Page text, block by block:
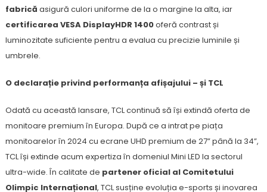
fabrică asigură culori uniforme de la o margine la alta, iar
certificarea VESA DisplayHDR 1400oferă contrast și
luminozitate suficiente pentru a evalua cu precizie luminile și
umbrele.
O declarație privind performanța afișajului – și TCL
Odată cu această lansare, TCL continuă să își extindă oferta de
monitoare premium în Europa. După ce a intrat pe piața
monitoarelor în 2024 cu ecrane UHD premium de 27” până la 34”,
TCL își extinde acum expertiza în domeniul Mini LED la sectorul
ultra-wide. În calitate de partener oficial al Comitetului
Olimpic Internațional, TCL susține evoluția e-sports și inovarea